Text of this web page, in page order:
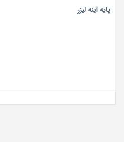
پایه آینه لیزر